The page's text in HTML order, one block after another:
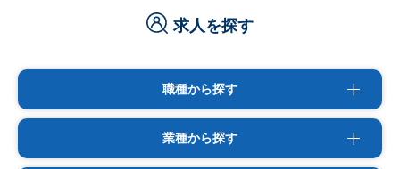
求人を探す
職種から探す
業種から探す